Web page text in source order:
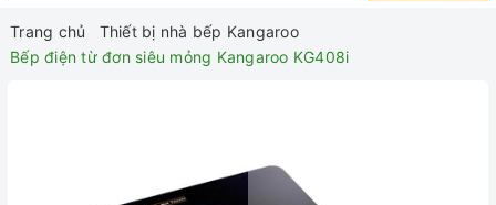
Trang chủ
Thiết bị nhà bếp Kangaroo
Bếp điện từ đơn siêu mỏng Kangaroo KG408i